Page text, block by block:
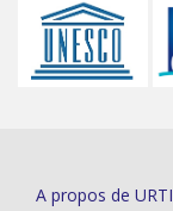
A propos de URTI